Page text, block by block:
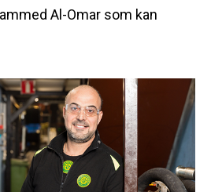
Al-Omar som kan